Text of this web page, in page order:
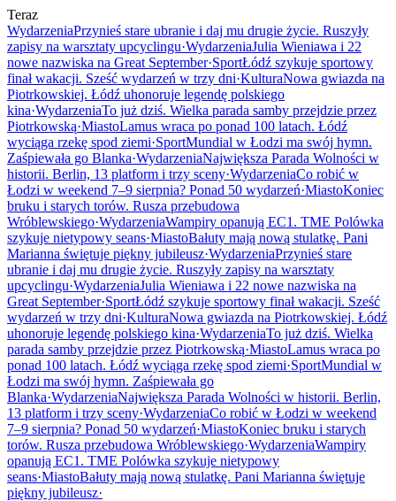
Teraz
WydarzeniaPrzynieś stare ubranie i daj mu drugie życie. Ruszyły
zapisy na warsztaty upcyclingu·WydarzeniaJulia Wieniawa i 22
nowe nazwiska na Great September·SportŁódź szykuje sportowy
finał wakacji. Sześć wydarzeń w trzy dni·KulturaNowa gwiazda na
Piotrkowskiej. Łódź uhonoruje legendę polskiego
kina·WydarzeniaTo już dziś. Wielka parada samby przejdzie przez
Piotrkowską·MiastoLamus wraca po ponad 100 latach. Łódź
wyciąga rzekę spod ziemi·SportMundial w Łodzi ma swój hymn.
Zaśpiewała go Blanka·WydarzeniaNajwiększa Parada Wolności w
historii. Berlin, 13 platform i trzy sceny·WydarzeniaCo robić w
Łodzi w weekend 7–9 sierpnia? Ponad 50 wydarzeń·MiastoKoniec
bruku i starych torów. Rusza przebudowa
Wróblewskiego·WydarzeniaWampiry opanują EC1. TME Polówka
szykuje nietypowy seans·MiastoBałuty mają nową stulatkę. Pani
Marianna świętuje piękny jubileusz·WydarzeniaPrzynieś stare
ubranie i daj mu drugie życie. Ruszyły zapisy na warsztaty
upcyclingu·WydarzeniaJulia Wieniawa i 22 nowe nazwiska na
Great September·SportŁódź szykuje sportowy finał wakacji. Sześć
wydarzeń w trzy dni·KulturaNowa gwiazda na Piotrkowskiej. Łódź
uhonoruje legendę polskiego kina·WydarzeniaTo już dziś. Wielka
parada samby przejdzie przez Piotrkowską·MiastoLamus wraca po
ponad 100 latach. Łódź wyciąga rzekę spod ziemi·SportMundial w
Łodzi ma swój hymn. Zaśpiewała go
Blanka·WydarzeniaNajwiększa Parada Wolności w historii. Berlin,
13 platform i trzy sceny·WydarzeniaCo robić w Łodzi w weekend
7–9 sierpnia? Ponad 50 wydarzeń·MiastoKoniec bruku i starych
torów. Rusza przebudowa Wróblewskiego·WydarzeniaWampiry
opanują EC1. TME Polówka szykuje nietypowy
seans·MiastoBałuty mają nową stulatkę. Pani Marianna świętuje
piękny jubileusz·